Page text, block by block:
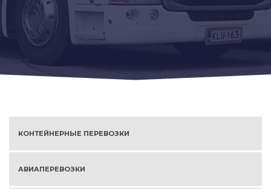
КОНТЕЙНЕРНЫЕ ПЕРЕВОЗКИ
АВИАПЕРЕВОЗКИ